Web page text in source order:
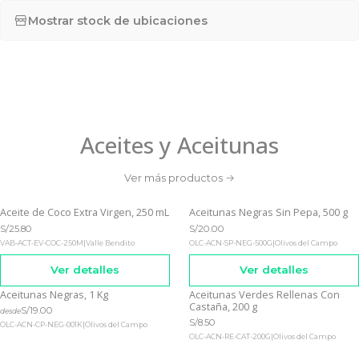
Mostrar stock de ubicaciones
Aceites y Aceitunas
Ver más productos
Agotado
Aceite de Coco Extra Virgen, 250 mL
S/25.80
VAB-ACT-EV-COC-250M|Valle Bendito
Ver detalles
Agotado
Aceitunas Negras Sin Pepa, 500 g
S/20.00
OLC-ACN-SP-NEG-500G|Olivos del Campo
Ver detalles
Agotado
Aceitunas Negras, 1 Kg
desdeS/19.00
OLC-ACN-CP-NEG-001K|Olivos del Campo
Agotado
Aceitunas Verdes Rellenas Con
Castaña, 200 g
S/8.50
OLC-ACN-RE-CAT-200G|Olivos del Campo